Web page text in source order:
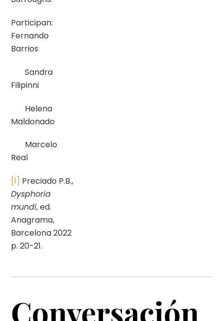
Participan:
Fernando
Barrios
Sandra
Filipinni
Helena
Maldonado
Marcelo
Real
[1] Preciado P.B.,
Dysphoria
mundi, ed.
Anagrama,
Barcelona 2022
p. 20-21.
Conversación